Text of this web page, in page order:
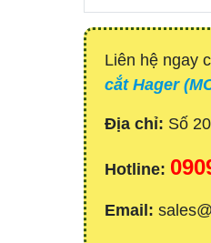
Liên hệ ngay
cắt Hager
Địa chỉ: Số
Hotline:
Email: